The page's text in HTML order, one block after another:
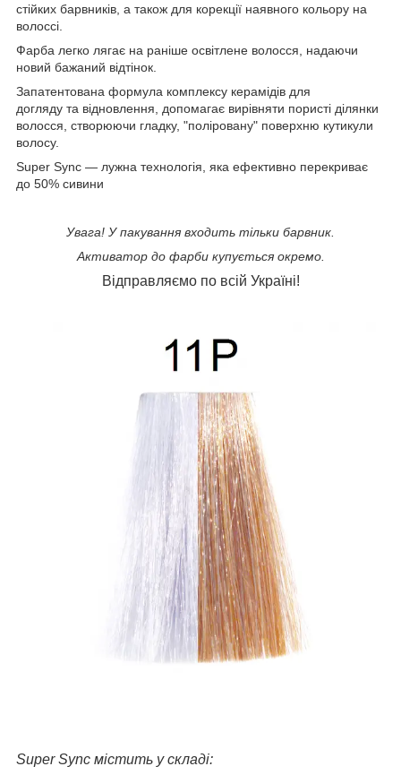
стійких барвників, а також для корекції наявного кольору на
волоссі.
Фарба легко лягає на раніше освітлене волосся, надаючи
новий бажаний відтінок.
Запатентована формула комплексу керамідів для
догляду та відновлення, допомагає вирівняти пористі ділянки
волосся, створюючи гладку, "поліровану" поверхню кутикули
волосу.
Super Sync — лужна технологія, яка ефективно перекриває
до 50% сивини
Увага! У пакування входить тільки барвник.
Активатор до фарби купується окремо.
Відправляємопо всій Україні!
SuperSync містить у складі: